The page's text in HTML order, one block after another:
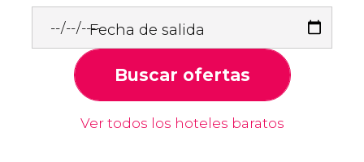
Fecha de salida
Buscar ofertas
Ver todos los hoteles baratos